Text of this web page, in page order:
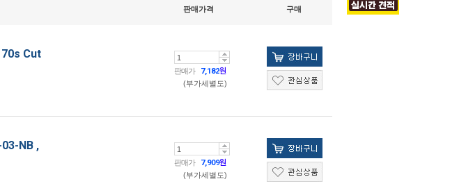
판매가격 구매
Cut
판매가 7,182원
(부가세별도)
03-NB ,
판매가 7,909원
(부가세별도)